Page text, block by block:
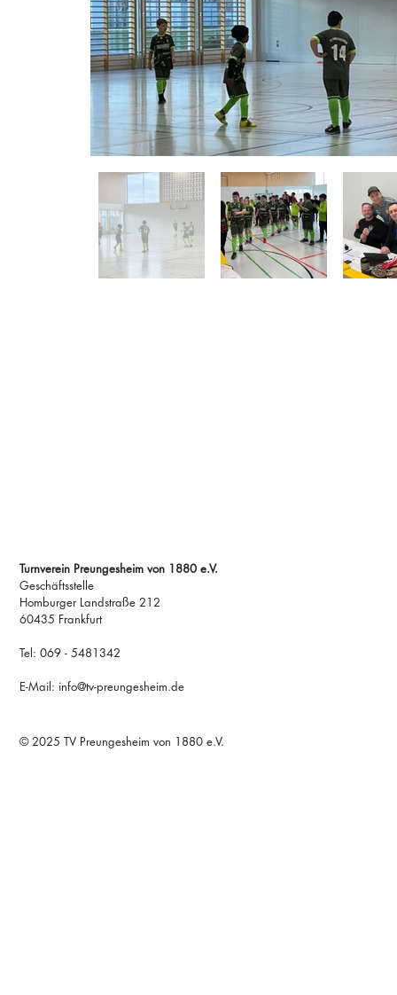
Turnverein Preungesheim von 1880 e.V.
Geschäftsstelle
Homburger Landstraße 212
60435 Frankfurt
Tel: 069 - 5481342
E-Mail: info@tv-preungesheim.de
© 2025 TV Preungesheim von 1880 e.V.